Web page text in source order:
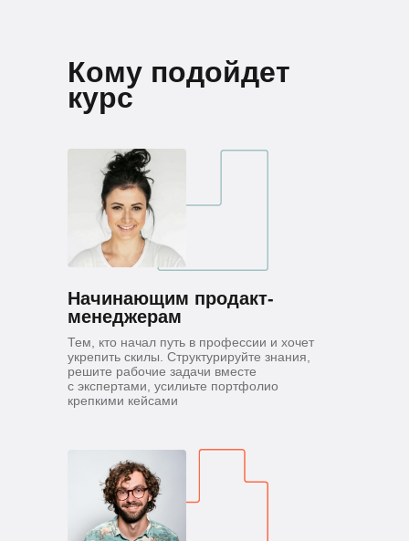
Начинающим продакт-
менеджерам
Тем, кто начал путь в профессии и хочет
укрепить скилы. Структурируйте знания,
решите рабочие задачи вместе
с экспертами, усилиьте портфолио
крепкими кейсами
Кому подойдет
курс